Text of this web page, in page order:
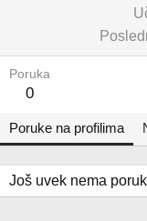
Poruka
0
Poruke na profilima
Još uvek nema